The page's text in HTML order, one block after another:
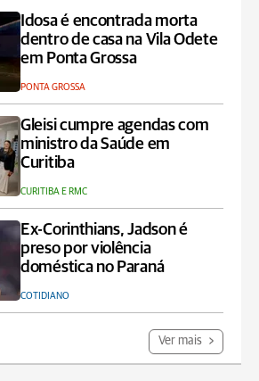
Idosa é encontrada morta
dentro de casa na Vila Odete
em Ponta Grossa
PONTA GROSSA
Gleisi cumpre agendas com
ministro da Saúde em
Curitiba
CURITIBA E RMC
Ex-Corinthians, Jadson é
preso por violência
doméstica no Paraná
COTIDIANO
Ver mais